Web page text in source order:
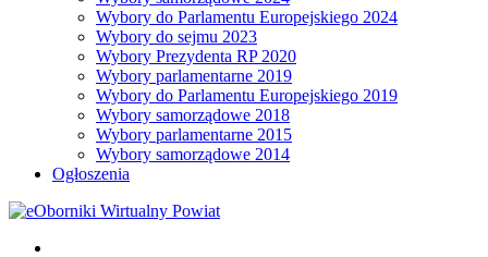
Wybory do Parlamentu Europejskiego 2024
Wybory do sejmu 2023
Wybory Prezydenta RP 2020
Wybory parlamentarne 2019
Wybory do Parlamentu Europejskiego 2019
Wybory samorządowe 2018
Wybory parlamentarne 2015
Wybory samorządowe 2014
Ogłoszenia